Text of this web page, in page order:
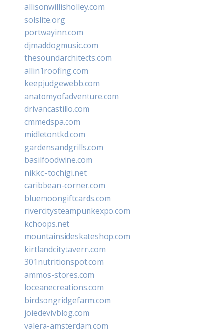
allisonwillisholley.com
solslite.org
portwayinn.com
djmaddogmusic.com
thesoundarchitects.com
allin1roofing.com
keepjudgewebb.com
anatomyofadventure.com
drivancastillo.com
cmmedspa.com
midletontkd.com
gardensandgrills.com
basilfoodwine.com
nikko-tochigi.net
caribbean-corner.com
bluemoongiftcards.com
rivercitysteampunkexpo.com
kchoops.net
mountainsideskateshop.com
kirtlandcitytavern.com
301nutritionspot.com
ammos-stores.com
loceanecreations.com
birdsongridgefarm.com
joiedevivblog.com
valera-amsterdam.com